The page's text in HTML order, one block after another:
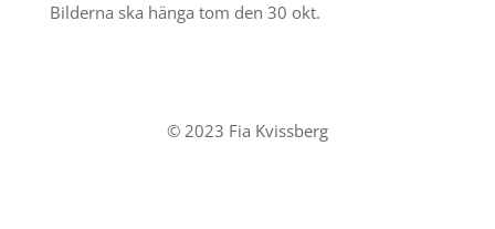
Bilderna ska hänga tom den 30 okt.
© 2023 Fia Kvissberg